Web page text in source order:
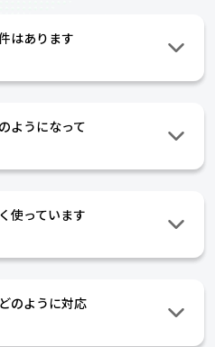
はあります
ようになって
使っています
のように対応